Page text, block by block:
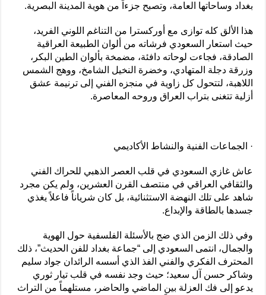
بغداد وساحاتها العامة، وتصبح جزءاً من هوية المدينة البصرية.
هذا الألق كله توازى مع أوركسترا من التناغم اللوني الفريد،
حيث استعار السعودي فرشاته من ألوان الطبيعة العراقية
الصادقة، فجاءت لوحاته دافئة، مضمخة بألوان الطين البكر،
وزرقة دجلة المتهادي، وخضرة النخيل الشامخ، ووهج الشمس
اللاهبة، لتتحول كل زاوية في منجزه الفني إلى ترنيمة عشق
أزلية تتغنى بتراب العراق وروحه المعاصرة.
· الجماعات الفنية والنشاط الأكاديمي
عاش غازي السعودي في قلب العصر الذهبي للحراك الفني
والثقافي العراقي في منتصف القرن العشرين، ولم يكن مجرد
شاهد على تلك النهضة الاستثنائية، بل كان شرياناً فاعلاً يغذي
جسدها بالطاقة والإبداع.
وفي ذلك الزمن الذي ضج بالأسئلة الفلسفية حول الهوية
والجمال، انتمى السعودي إلى “جماعة بغداد للفن الحديث”، ذلك
المحترف الفكري والفني الفذ الذي أسسه الرائدان جواد سليم
وشاكر حسن آل سعيد؛ حيث وجد نفسه في قلب تيار ثوري
يدعو إلى فك العزلة بين الماضي والحاضر، مستلهماً من التراث